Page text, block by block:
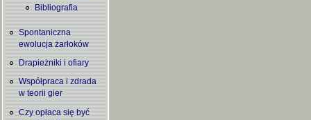
Bibliografia
Spontaniczna
ewolucja żarłoków
Drapieżniki i ofiary
Współpraca i zdrada
w teorii gier
Czy opłaca się być